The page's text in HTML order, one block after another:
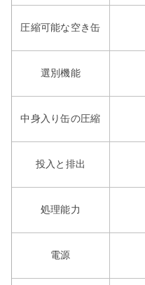
圧縮可能な空き缶
選別機能
中身入り缶の圧縮
投入と排出
処理能力
電源